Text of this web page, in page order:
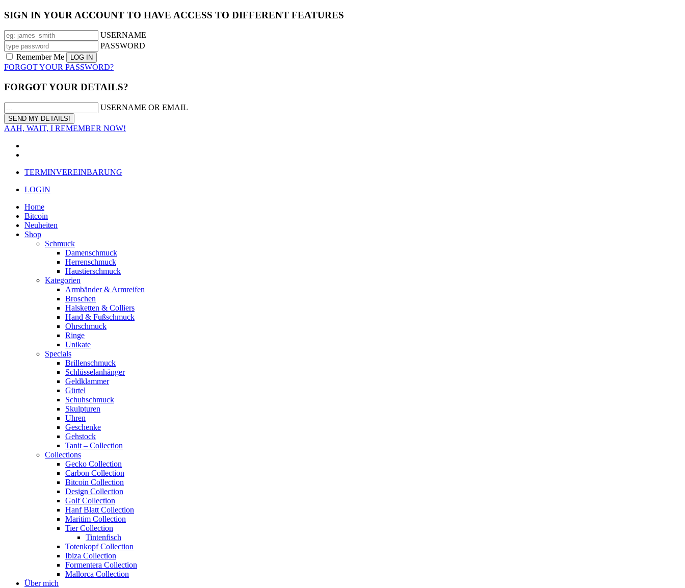
SIGN IN YOUR ACCOUNT TO HAVE ACCESS TO DIFFERENT FEATURES
USERNAME
PASSWORD
Remember Me
FORGOT YOUR PASSWORD?
FORGOT YOUR DETAILS?
USERNAME OR EMAIL
AAH, WAIT, I REMEMBER NOW!
TERMINVEREINBARUNG
LOGIN
Home
Bitcoin
Neuheiten
Shop
Schmuck
Damenschmuck
Herrenschmuck
Haustierschmuck
Kategorien
Armbänder & Armreifen
Broschen
Halsketten & Colliers
Hand & Fußschmuck
Ohrschmuck
Ringe
Unikate
Specials
Brillenschmuck
Schlüsselanhänger
Geldklammer
Gürtel
Schuhschmuck
Skulpturen
Uhren
Geschenke
Gehstock
Tanit – Collection
Collections
Gecko Collection
Carbon Collection
Bitcoin Collection
Design Collection
Golf Collection
Hanf Blatt Collection
Maritim Collection
Tier Collection
Tintenfisch
Totenkopf Collection
Ibiza Collection
Formentera Collection
Mallorca Collection
Über mich